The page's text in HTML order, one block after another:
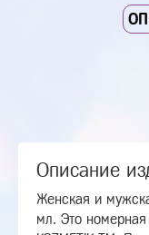
Описание
Женская и
мл. Это